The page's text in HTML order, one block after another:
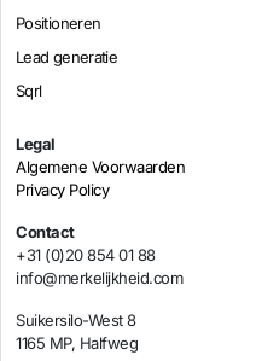
Positioneren
Lead generatie
Sqrl
Legal
Algemene Voorwaarden
Privacy Policy
Contact
+31 (0)20 854 01 88
info@merkelijkheid.com
Suikersilo-West 8
1165 MP, Halfweg